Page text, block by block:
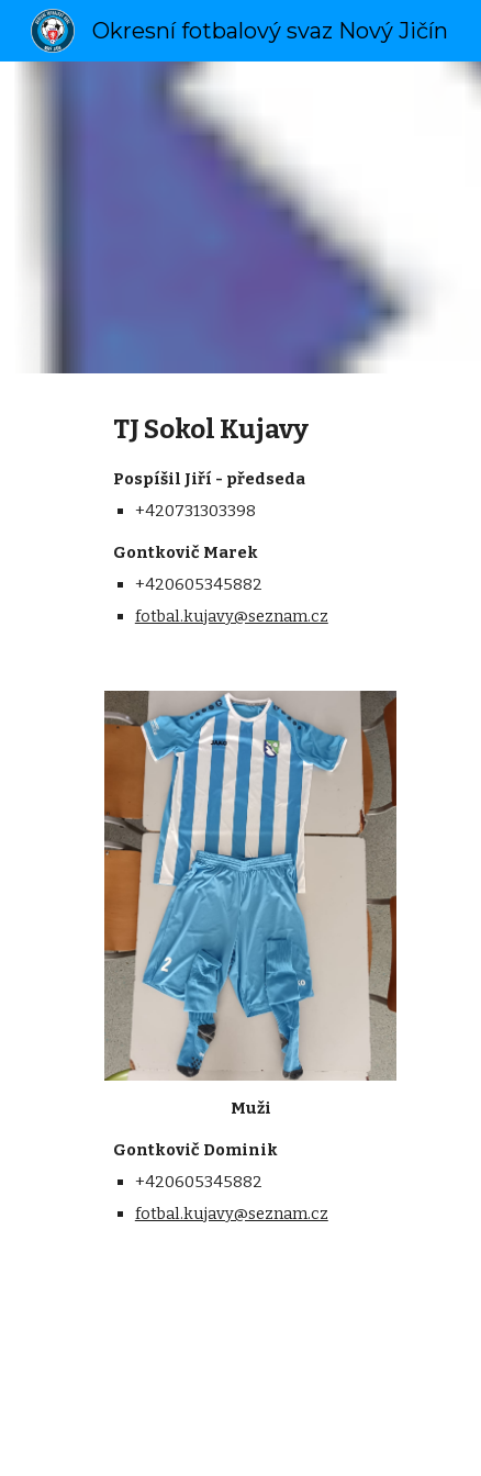
Okresní fotbalový svaz Nový Jičín
TJ Sokol Kujavy
Pospíšil Jiří - předseda
+420731303398
Gontkovič Marek
+420605345882
fotbal.kujavy@seznam.cz
Muži
Gontkovič Dominik
+420605345882
fotbal.kujavy@seznam.cz